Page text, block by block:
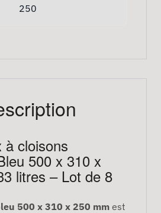
250
à cloisons
500 x 310 x
litres – Lot de 8
500 x 310 x 250 mm est